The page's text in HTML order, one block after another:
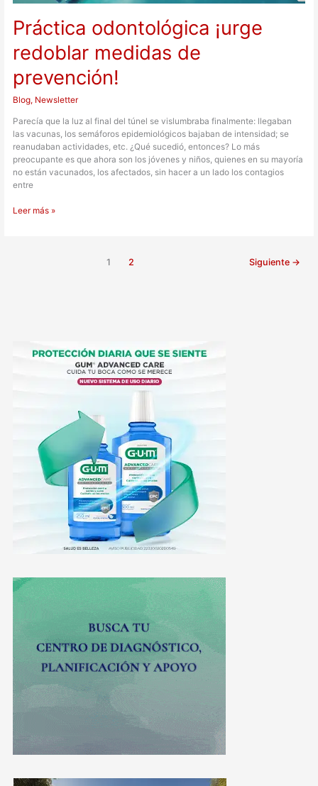
Práctica odontológica ¡urge
redoblar medidas de
prevención!
Blog, Newsletter
Parecía que la luz al final del túnel se vislumbraba finalmente: llegaban
las vacunas, los semáforos epidemiológicos bajaban de intensidad; se
reanudaban actividades, etc. ¿Qué sucedió, entonces? Lo más
preocupante es que ahora son los jóvenes y niños, quienes en su mayoría
no están vacunados, los afectados, sin hacer a un lado los contagios
entre
Leer más »
1 2 Siguiente →